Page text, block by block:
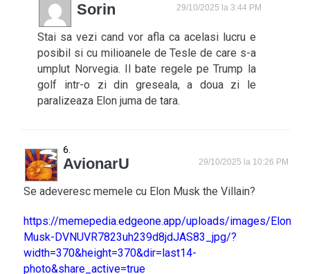
Sorin 29/10/2025 la 3:44 PM
Stai sa vezi cand vor afla ca acelasi lucru e
posibil si cu milioanele de Tesle de care s-a
umplut Norvegia. Il bate regele pe Trump la
golf intr-o zi din greseala, a doua zi le
paralizeaza Elon juma de tara.
AvionarU 29/10/2025 la 10:26 PM
Se adeveresc memele cu Elon Musk the Villain?
https://memepedia.edgeone.app/uploads/images/Elon-
Musk-DVNUVR7823uh239d8jdJAS83_jpg/?
width=370&height=370&dir=last14-
photo&share_active=true